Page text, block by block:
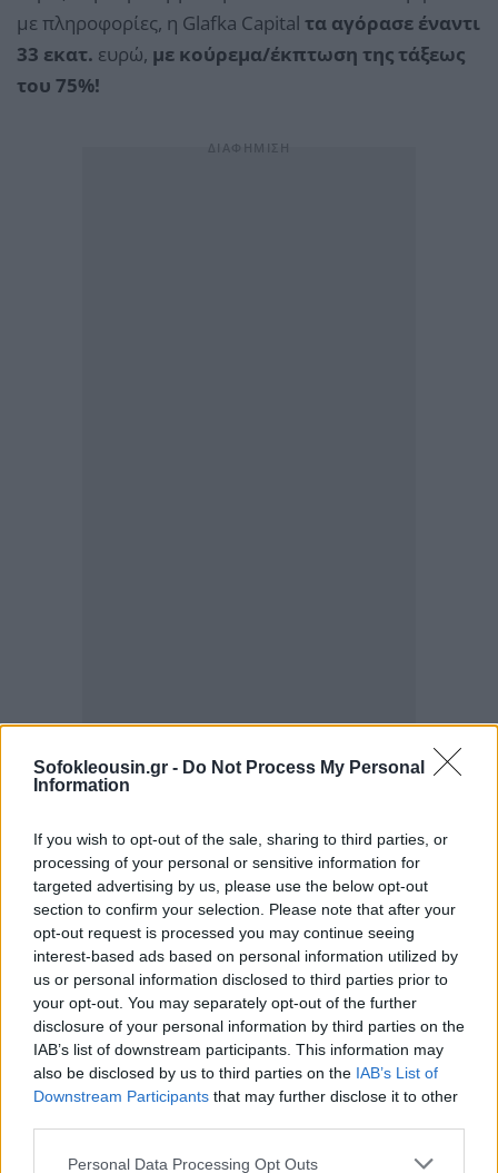
Sofokleousin.gr - Do Not Process My Personal
Information
If you wish to opt-out of the sale, sharing to third parties, or
processing of your personal or sensitive information for
targeted advertising by us, please use the below opt-out
section to confirm your selection. Please note that after your
opt-out request is processed you may continue seeing
interest-based ads based on personal information utilized by
us or personal information disclosed to third parties prior to
your opt-out. You may separately opt-out of the further
disclosure of your personal information by third parties on the
IAB’s list of downstream participants. This information may
also be disclosed by us to third parties on the IAB’s List of
Downstream Participants that may further disclose it to other
Personal Data Processing Opt Outs
με πληροφορίες, η Glafka Capital τα αγόρασε έναντι
33 εκατ. ευρώ, με κούρεμα/έκπτωση της τάξεως
του 75%!
Η συμφωνία περιλαμβάνει όρο ότι το τίμημα θα
προσαυξηθεί, εάν τα καζίνο εμφανίσουν κέρδη της
επόμενη τριετία.
Κατά πληροφορίες, οι νέοι ιδιοκτήτες εξετάζουν το
ενδεχόμενο ναμεταφέρουν το καζίνο
Αλεξανδρούπολης στην Ξάνθη, που ήταν η αρχική
του έδρα.